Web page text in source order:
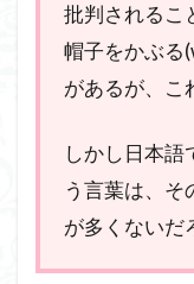
批判されるこ
帽子をかぶる
があるが、こ
しかし日本語
う言葉は、そ
が多くないだ